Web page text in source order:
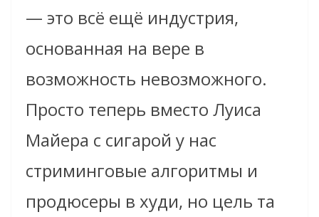
— это всё ещё индустрия,
основанная на вере в
возможность невозможного.
Просто теперь вместо Луиса
Майера с сигарой у нас
стриминговые алгоритмы и
продюсеры в худи, но цель та